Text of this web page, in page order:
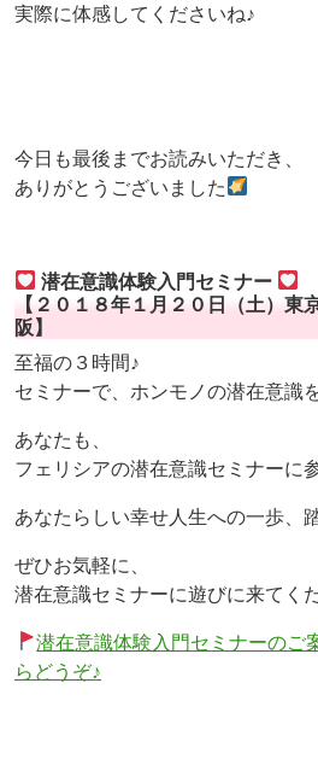
実際に体感してくださいね♪
今日も最後までお読みいただき、
ありがとうございました
潜在意識体験入門セミナー
【２０１８年１月２０日（土）東
阪】
至福の３時間♪
セミナーで、ホンモノの潜在意識
あなたも、
フェリシアの潜在意識セミナーに
あなたらしい幸せ人生への一歩、
ぜひお気軽に、
潜在意識セミナーに遊びに来てく
潜在意識体験入門セミナーのご
らどうぞ♪